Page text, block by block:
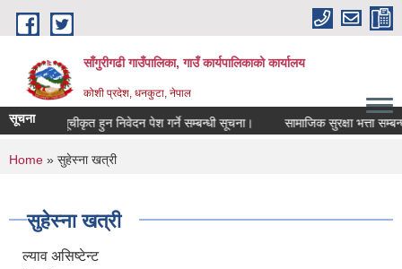
Skip to main content
साँगुरीगढी गाउँपालिका, गाउँ कार्यपालिकाको कार्यालय
कोशी प्रदेश, धनकुटा, नेपाल
सूचना
list) सूचीकृत हुन निवेदन पेश गर्ने सम्बन्धी सूचना। सामाजिक सुरक्षा भत्ता
You are here
Home » सुहेस्ना खत्री
सुहेस्ना खत्री
ल्याव असिष्टेन्ट